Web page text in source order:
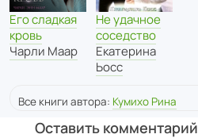
Его сладкая
кровь
Чарли Маар
Не удачное
соседство
Екатерина
Ьосс
Все книги автора: Кумихо Рина
Оставить комментарий